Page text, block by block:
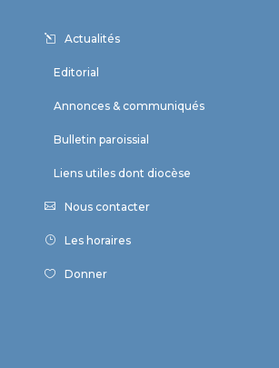
Actualités
Editorial
Annonces & communiqués
Bulletin paroissial
Liens utiles dont diocèse
Nous contacter
Les horaires
Donner